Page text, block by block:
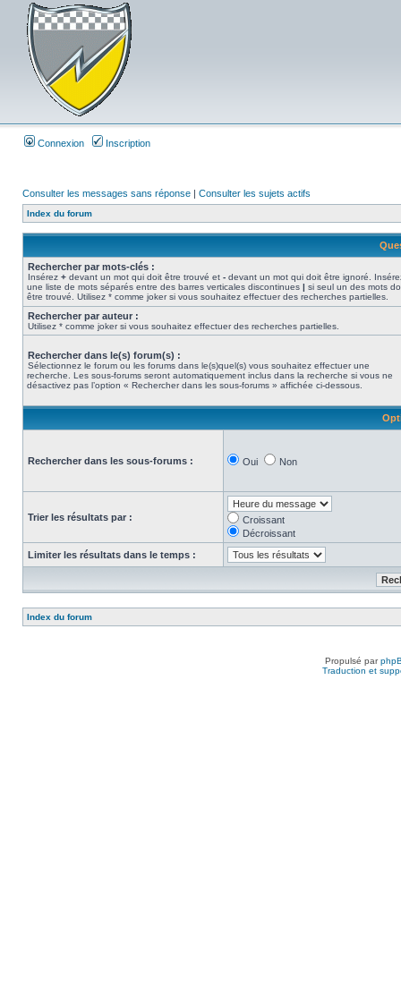
Connexion Inscription
Consulter les messages sans réponse | Consulter les sujets actifs
Index du forum
Rechercher par mots-clés :
Insérez + devant un mot qui doit être trouvé et - devant un mot qui doit être ignoré.
une liste de mots séparés entre des barres verticales discontinues | si seul un des mots
être trouvé. Utilisez * comme joker si vous souhaitez effectuer des recherches partielles.
Rechercher par auteur :
Utilisez * comme joker si vous souhaitez effectuer des recherches partielles.
Rechercher dans le(s) forum(s) :
Sélectionnez le forum ou les forums dans le(s)quel(s) vous souhaitez effectuer une
recherche. Les sous-forums seront automatiquement inclus dans la recherche si vous ne
désactivez pas l’option « Rechercher dans les sous-forums » affichée ci-dessous.
Rechercher dans les sous-forums : Oui Non
Trier les résultats par :
Croissant
Décroissant
Limiter les résultats dans le temps :
Index du forum
Propulsé par
Traduction et